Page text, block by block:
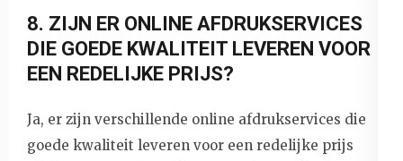
8. ZIJN ER ONLINE AFDRUKSERVICES
DIE GOEDE KWALITEIT LEVEREN VOOR
EEN REDELIJKE PRIJS?
Ja, er zijn verschillende online afdrukservices die
goede kwaliteit leveren voor een redelijke prijs